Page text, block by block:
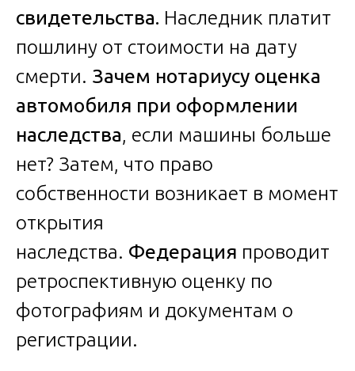
свидетельства. Наследник платит
пошлину от стоимости на дату
смерти. Зачем нотариусу оценка
автомобиля при оформлении
наследства, если машины больше
нет? Затем, что право
собственности возникает в момент
открытия
наследства. Федерация проводит
ретроспективную оценку по
фотографиям и документам о
регистрации.